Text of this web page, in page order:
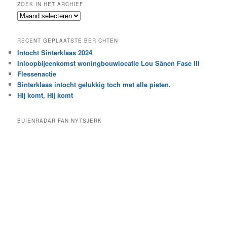
k
n
a
e
e
n
b
e
a
ZOEK IN HET ARCHIEF
Z
k
i
n
h
e
t
c
RECENT GEPLAATSTE BERICHTEN
Intocht Sinterklaas 2024
Inloopbijeenkomst woningbouwlocatie Lou Sânen Fase III
Flessenactie
Sinterklaas intocht gelukkig toch met alle pieten.
Hij komt, Hij komt
BUIENRADAR FAN NYTSJERK